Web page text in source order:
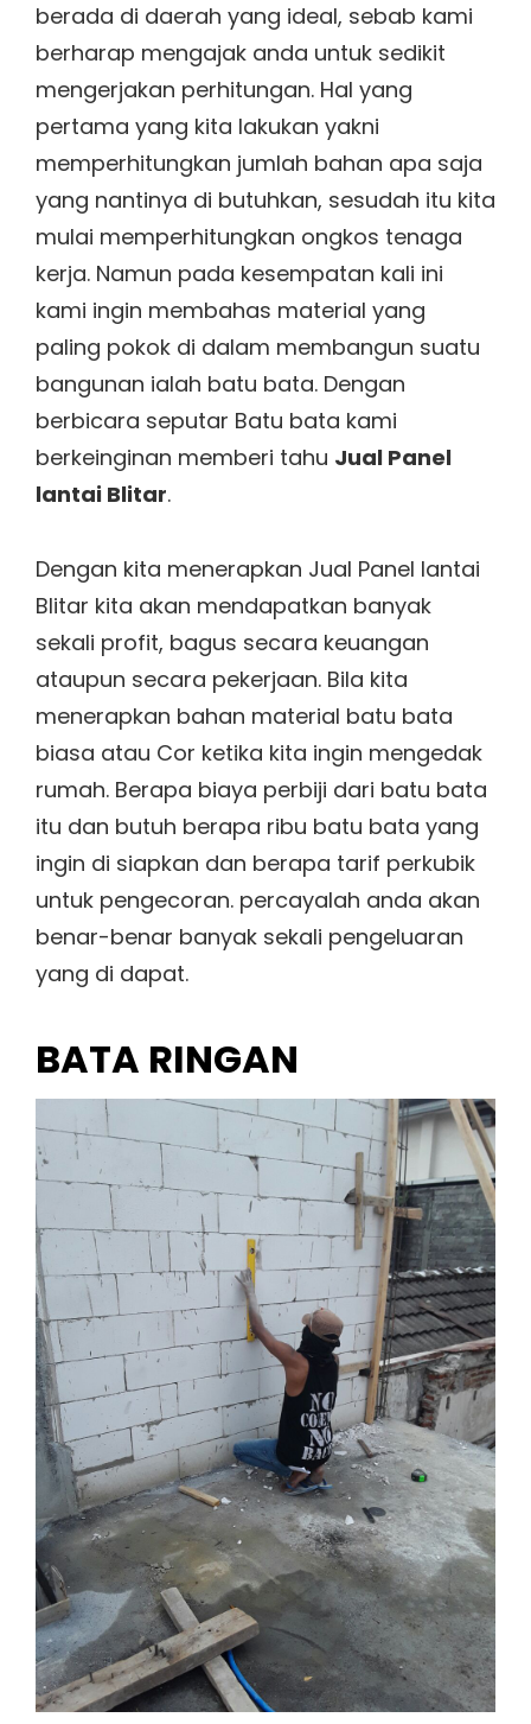
berada di daerah yang ideal, sebab kami
berharap mengajak anda untuk sedikit
mengerjakan perhitungan. Hal yang
pertama yang kita lakukan yakni
memperhitungkan jumlah bahan apa saja
yang nantinya di butuhkan, sesudah itu kita
mulai memperhitungkan ongkos tenaga
kerja. Namun pada kesempatan kali ini
kami ingin membahas material yang
paling pokok di dalam membangun suatu
bangunan ialah batu bata. Dengan
berbicara seputar Batu bata kami
berkeinginan memberi tahu Jual Panel
lantai Blitar.
Dengan kita menerapkan Jual Panel lantai
Blitar kita akan mendapatkan banyak
sekali profit, bagus secara keuangan
ataupun secara pekerjaan. Bila kita
menerapkan bahan material batu bata
biasa atau Cor ketika kita ingin mengedak
rumah. Berapa biaya perbiji dari batu bata
itu dan butuh berapa ribu batu bata yang
ingin di siapkan dan berapa tarif perkubik
untuk pengecoran. percayalah anda akan
benar-benar banyak sekali pengeluaran
yang di dapat.
BATA RINGAN